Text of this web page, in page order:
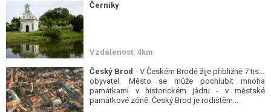
Černíky
Vzdálenost: 4km
Český Brod - V Českém Brodě žije přibližně 7 tisíc
obyvatel. Město se může pochlubit mnoha
památkami v historickém jádru - v městské
památkové zóně. Český Brod je rodištěm...